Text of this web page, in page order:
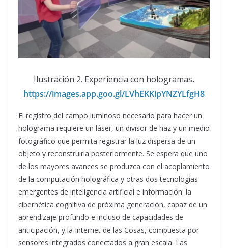
Ilustración 2. Experiencia con hologramas.
https://images.app.goo.gl/LVhEKKipYNZYLfgH8
El registro del campo luminoso necesario para hacer un
holograma requiere un láser, un divisor de haz y un medio
fotográfico que permita registrar la luz dispersa de un
objeto y reconstruirla posteriormente. Se espera que uno
de los mayores avances se produzca con el acoplamiento
de la computación holográfica y otras dos tecnologías
emergentes de inteligencia artificial e información: la
cibernética cognitiva de próxima generación, capaz de un
aprendizaje profundo e incluso de capacidades de
anticipación, y la Internet de las Cosas, compuesta por
sensores integrados conectados a gran escala. Las